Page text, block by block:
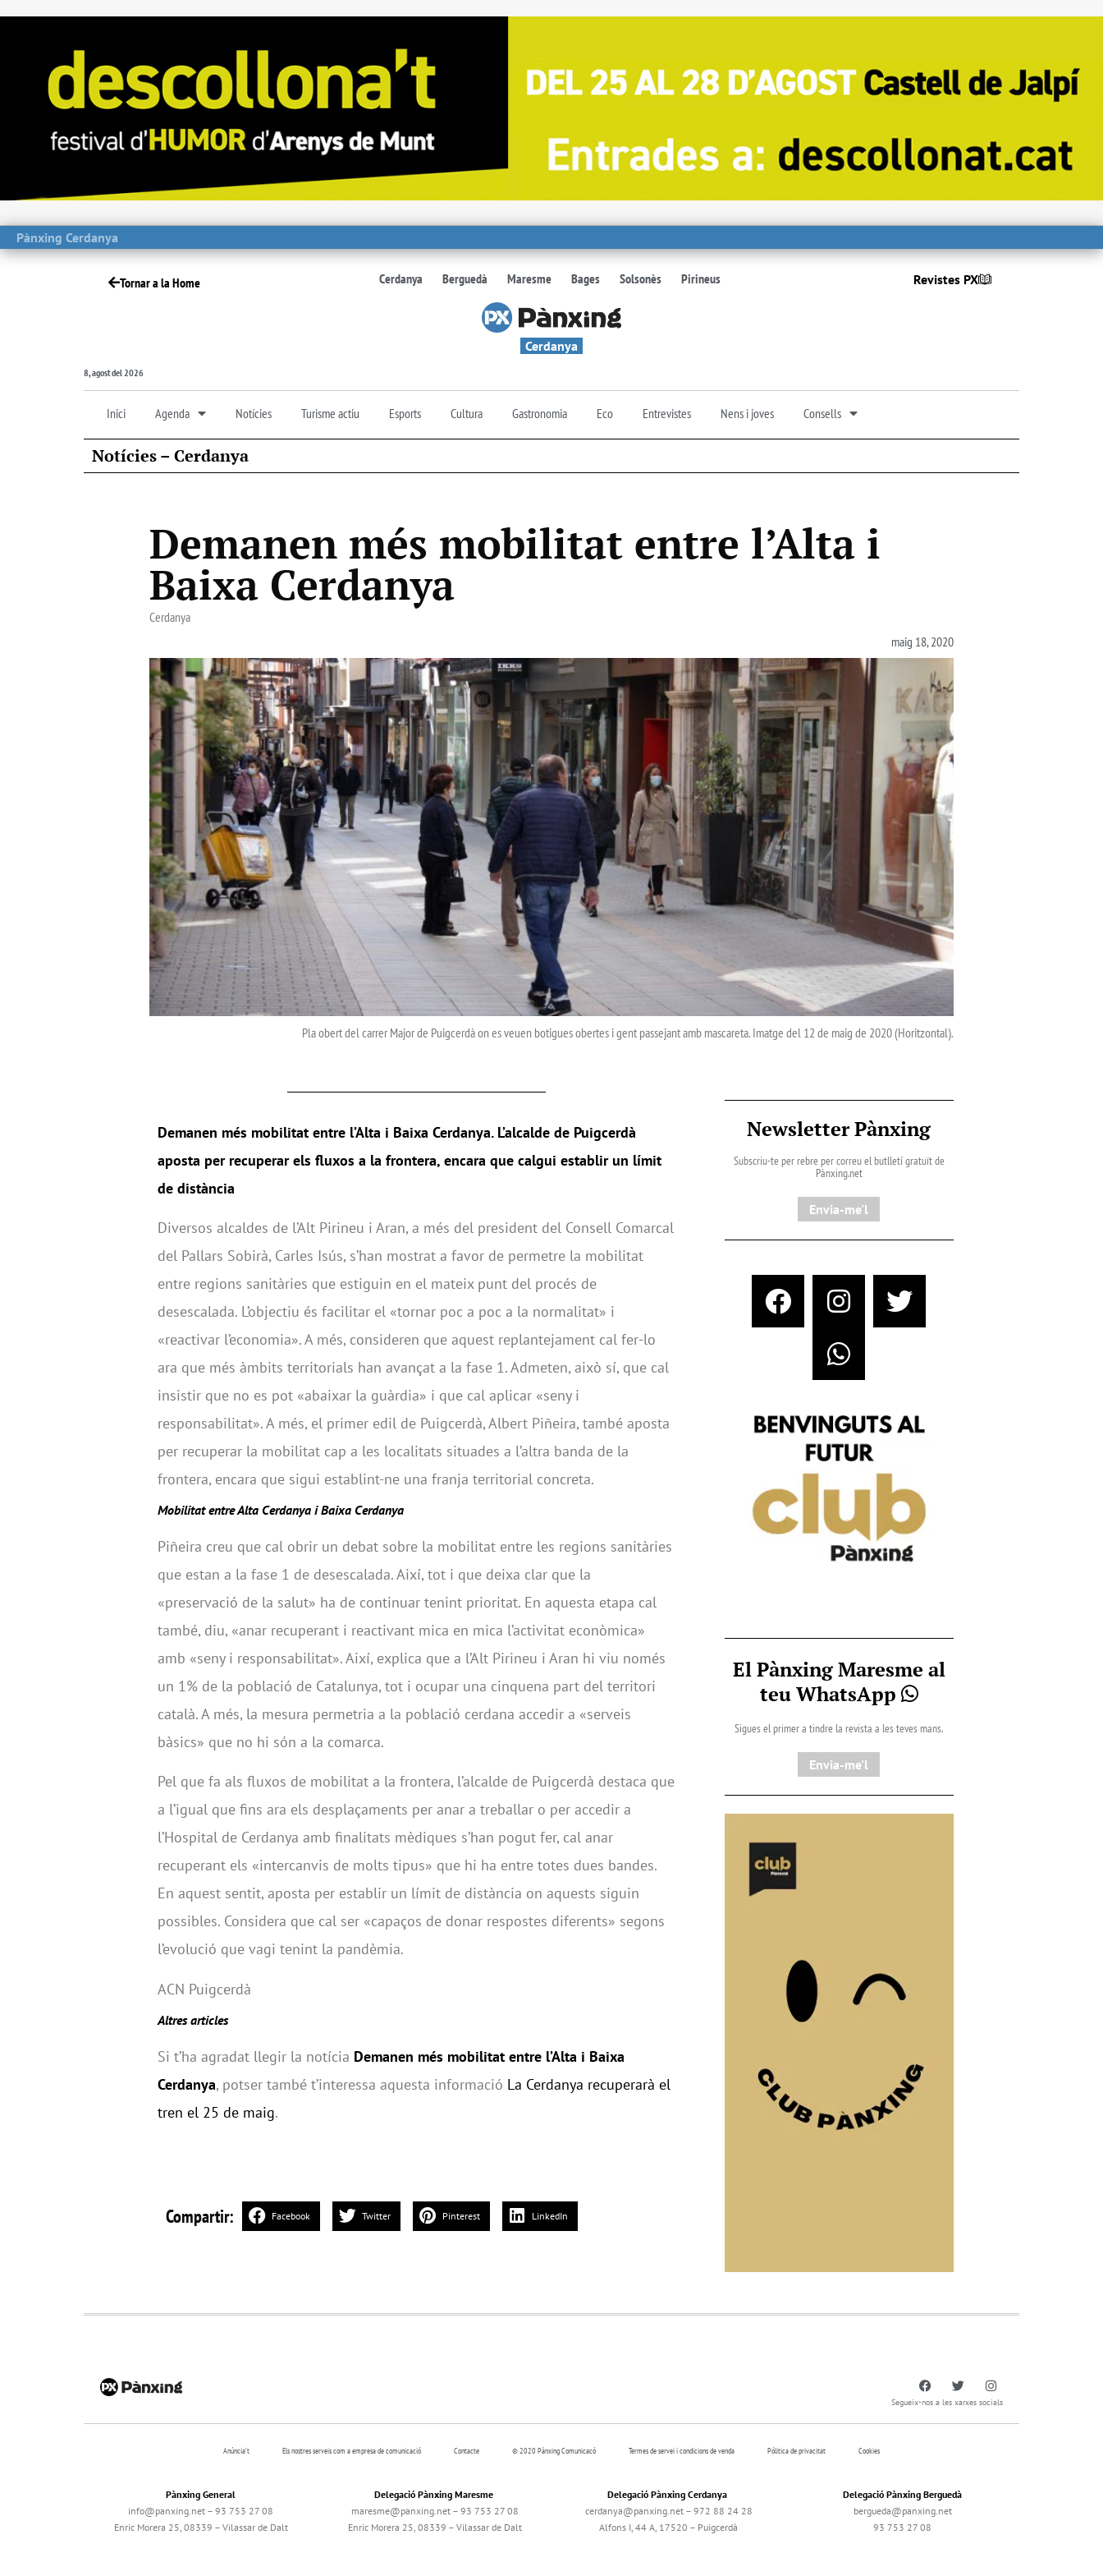
Pànxing Cerdanya
Tornar a la Home Cerdanya Berguedà Maresme Bages Solsonès Pirineus Revistes PX
Cerdanya
8, agost del 2026
Inici Agenda Notícies Turisme actiu Esports Cultura Gastronomia Eco Entrevistes Nens i joves Consells
Notícies – Cerdanya
Demanen més mobilitat entre l’Alta i
Baixa Cerdanya
Cerdanya
maig 18, 2020
Pla obert del carrer Major de Puigcerdà on es veuen botigues obertes i gent passejant amb mascareta. Imatge del 12 de maig de 2020 (Horitzontal).
Demanen més mobilitat entre l’Alta i Baixa Cerdanya. L’alcalde de Puigcerdà
aposta per recuperar els fluxos a la frontera, encara que calgui establir un límit
de distància
Diversos alcaldes de l’Alt Pirineu i Aran, a més del president del Consell Comarcal
del Pallars Sobirà, Carles Isús, s’han mostrat a favor de permetre la mobilitat
entre regions sanitàries que estiguin en el mateix punt del procés de
desescalada. L’objectiu és facilitar el «tornar poc a poc a la normalitat» i
«reactivar l’economia». A més, consideren que aquest replantejament cal fer-lo
ara que més àmbits territorials han avançat a la fase 1. Admeten, això sí, que cal
insistir que no es pot «abaixar la guàrdia» i que cal aplicar «seny i
responsabilitat». A més, el primer edil de Puigcerdà, Albert Piñeira, també aposta
per recuperar la mobilitat cap a les localitats situades a l’altra banda de la
frontera, encara que sigui establint-ne una franja territorial concreta.
Mobilitat entre Alta Cerdanya i Baixa Cerdanya
Piñeira creu que cal obrir un debat sobre la mobilitat entre les regions sanitàries
que estan a la fase 1 de desescalada. Així, tot i que deixa clar que la
«preservació de la salut» ha de continuar tenint prioritat. En aquesta etapa cal
també, diu, «anar recuperant i reactivant mica en mica l’activitat econòmica»
amb «seny i responsabilitat». Així, explica que a l’Alt Pirineu i Aran hi viu només
un 1% de la població de Catalunya, tot i ocupar una cinquena part del territori
català. A més, la mesura permetria a la població cerdana accedir a «serveis
bàsics» que no hi són a la comarca.
Pel que fa als fluxos de mobilitat a la frontera, l’alcalde de Puigcerdà destaca que
a l’igual que fins ara els desplaçaments per anar a treballar o per accedir a
l’Hospital de Cerdanya amb finalitats mèdiques s’han pogut fer, cal anar
recuperant els «intercanvis de molts tipus» que hi ha entre totes dues bandes.
En aquest sentit, aposta per establir un límit de distància on aquests siguin
possibles. Considera que cal ser «capaços de donar respostes diferents» segons
l’evolució que vagi tenint la pandèmia.
ACN Puigcerdà
Altres articles
Si t’ha agradat llegir la notícia Demanen més mobilitat entre l’Alta i Baixa
Cerdanya, potser també t’interessa aquesta informació La Cerdanya recuperarà el
tren el 25 de maig.
Compartir: Facebook Twitter Pinterest LinkedIn
Newsletter Pànxing
Subscriu-te per rebre per correu el butlletí gratuït de
Pànxing.net​
Envia-me'l
El Pànxing Maresme al
teu WhatsApp
Sigues el primer a tindre la revista a les teves mans.
Envia-me'l
Segueix-nos a les xarxes socials
Anúncia’t Els nostres serveis com a empresa de comunicació Contacte © 2020 Pànxing Comunicacó Termes de servei i condicions de venda Pólitica de privacitat Cookies
Pànxing General
info@panxing.net – 93 753 27 08
Enric Morera 25, 08339 – Vilassar de Dalt
Delegació Pànxing Maresme
maresme@panxing.net – 93 753 27 08
Enric Morera 25, 08339 – Vilassar de Dalt
Delegació Pànxing Cerdanya
cerdanya@panxing.net – 972 88 24 28
Alfons I, 44 A, 17520 – Puigcerdà
Delegació Pànxing Berguedà
bergueda@panxing.net
93 753 27 08